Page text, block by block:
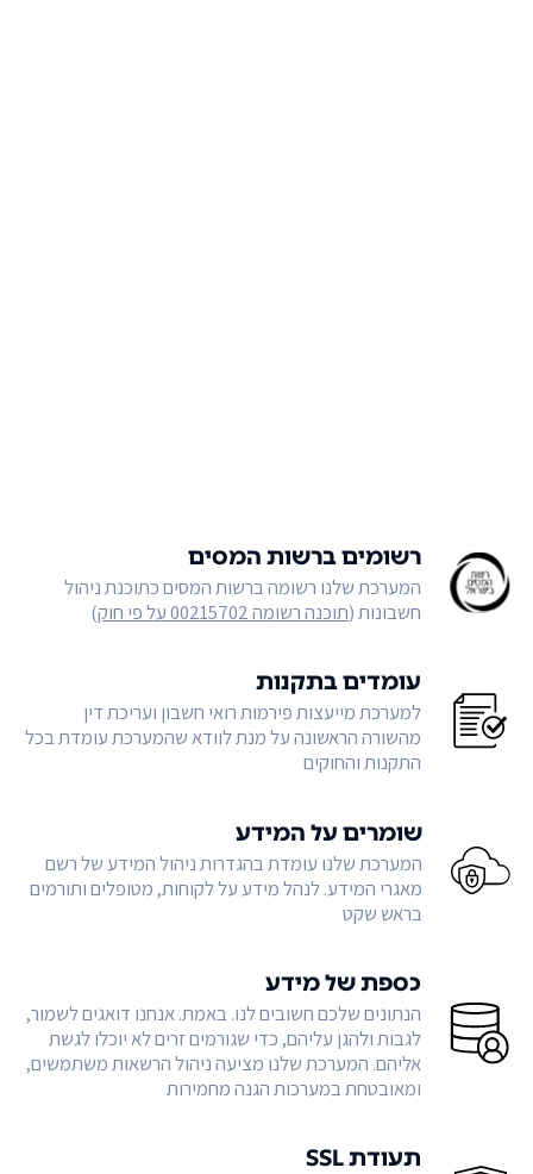
רשומים ברשות המסים
המערכת שלנו רשומה ברשות המסים כתוכנת ניהול
חשבונות (תוכנה רשומה 00215702 על פי חוק )
עומדים בתקנות
למערכת מייעצות פירמות רואי חשבון ועריכת דין
מהשורה הראשונה על מנת לוודא שהמערכת עומדת בכל
התקנות והחוקים
שומרים על המידע
המערכת שלנו עומדת בהגדרות ניהול המידע של רשם
מאגרי המידע. לנהל מידע על לקוחות, מטופלים ותורמים
בראש שקט
כספת של מידע
הנתונים שלכם חשובים לנו. באמת. אנחנו דואגים לשמור,
לגבות ולהגן עליהם, כדי שגורמים זרים לא יוכלו לגשת
אליהם. המערכת שלנו מציעה ניהול הרשאות משתמשים,
ומאובטחת במערכות הגנה מחמירות
תעודת SSL